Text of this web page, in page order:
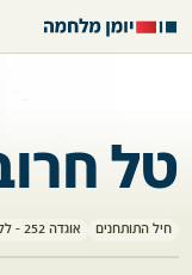
טל
חיל התותחנים אוגדה 252 - ללא חטיבה ספציפית